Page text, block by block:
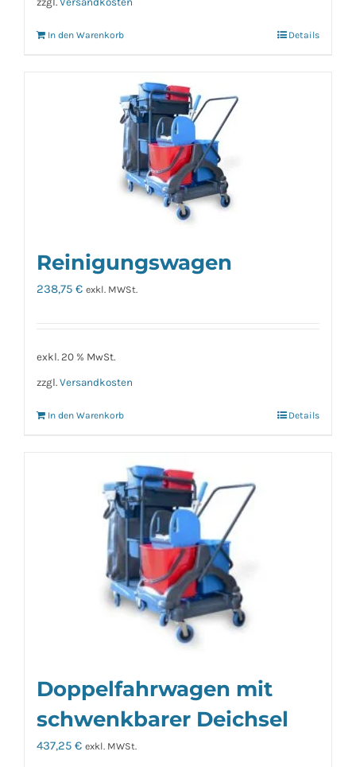
In den Warenkorb Details
Reinigungswagen
238,75 € exkl. MWSt.
exkl. 20 % MwSt.
zzgl. Versandkosten
In den Warenkorb Details
Doppelfahrwagen mit
schwenkbarer Deichsel
437,25 € exkl. MWSt.